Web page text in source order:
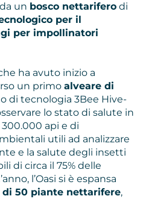
un bosco nettarifero di
per il
per impollinatori
ha avuto inizio a
un primo alveare di
di tecnologia 3Bee Hive-
lo stato di salute in
api e di
utili ad analizzare
e la salute degli insetti
di circa il 75% delle
l’Oasi si è espansa
di 50 piante nettarifere,